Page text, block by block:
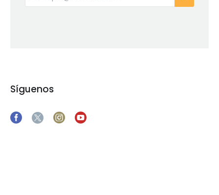
Síguenos